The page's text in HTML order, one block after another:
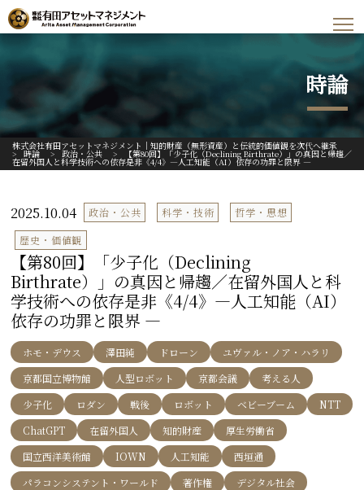
時論
株式会社有田アセットマネジメント｜知的財産（無形資産）と伝統的価値観を次代へ継承
> 時論 > 政治・公共 > 【第80回】「少子化（Declining Birthrate）」の真因と帰趨／
在留外国人と科学技術への依存是非《4/4》―人工知能（AI）依存の功罪と限界 ―
2025.10.04 政治・公共 科学・技術
哲学・思想
歴史・価値観
【第80回】「少子化（Declining
Birthrate）」の真因と帰趨／在留外国人と科
学技術への依存是非《4/4》―人工知能（AI）
依存の功罪と限界 ―
ホモ・デウス 澤田純 ドローン
ユヴァル・ノア・ハラリ
京都国立博物館
人型ロボット 京都会議
考える人
少子化
ロダン 戦後 ロボット ベビーブーム
NTT
ChatGPT
在留外国人 知的財産
厚生労働省
国立西洋美術館
IOWN 人工知能
西垣通
パラコンシステント・ワールド
著作権
デジタル社会